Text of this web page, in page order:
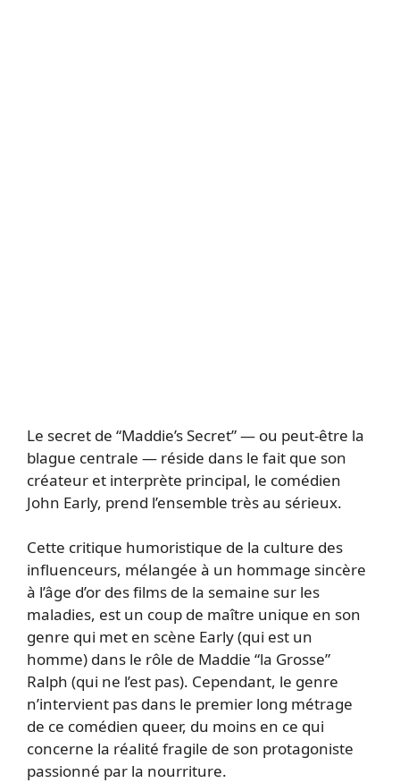
Le secret de “Maddie’s Secret” — ou peut-être la
blague centrale — réside dans le fait que son
créateur et interprète principal, le comédien
John Early, prend l’ensemble très au sérieux.
Cette critique humoristique de la culture des
influenceurs, mélangée à un hommage sincère
à l’âge d’or des films de la semaine sur les
maladies, est un coup de maître unique en son
genre qui met en scène Early (qui est un
homme) dans le rôle de Maddie “la Grosse”
Ralph (qui ne l’est pas). Cependant, le genre
n’intervient pas dans le premier long métrage
de ce comédien queer, du moins en ce qui
concerne la réalité fragile de son protagoniste
passionné par la nourriture.